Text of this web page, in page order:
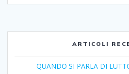
ARTICOLI
QUANDO SI PARLA DI